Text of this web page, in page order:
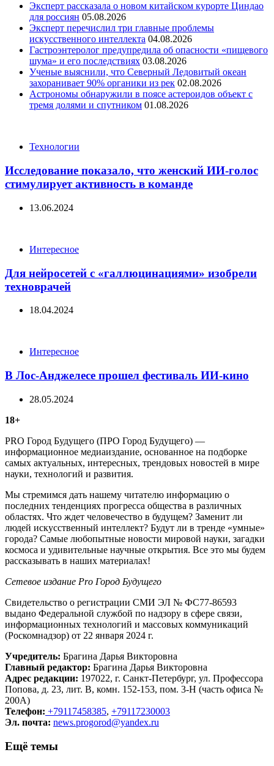
Эксперт рассказала о новом китайском курорте Циндао
для россиян 05.08.2026
Эксперт перечислил три главные проблемы
искусственного интеллекта 04.08.2026
Гастроэнтеролог предупредила об опасности «пищевого
шума» и его последствиях 03.08.2026
Ученые выяснили, что Северный Ледовитый океан
захоранивает 90% органики из рек 02.08.2026
Астрономы обнаружили в поясе астероидов объект с
тремя долями и спутником 01.08.2026
CategoriesТехнологии
Исследование показало, что женский ИИ-голос
стимулирует активность в команде
13.06.2024
CategoriesИнтересное
Для нейросетей с «галлюцинациями» изобрели
техноврачей
18.04.2024
CategoriesИнтересное
В Лос-Анджелесе прошел фестиваль ИИ-кино
28.05.2024
18+
PRO Город Будущего (ПРО Город Будущего) —
информационное медиаиздание, основанное на подборке
самых актуальных, интересных, трендовых новостей в мире
науки, технологий и развития.
Мы стремимся дать нашему читателю информацию о
последних тенденциях прогресса общества в различных
областях. Что ждет человечество в будущем? Заменит ли
людей искусственный интеллект? Будут ли в тренде «умные»
города? Самые любопытные новости мировой науки, загадки
космоса и удивительные научные открытия. Все это мы будем
рассказывать в наших материалах!
Сетевое издание Рrо Город Будущего
Свидетельство о регистрации СМИ ЭЛ № ФС77-86593
выдано Федеральной службой по надзору в сфере связи,
информационных технологий и массовых коммуникаций
(Роскомнадзор) от 22 января 2024 г.
Учредитель: Брагина Дарья Викторовна
Главный редактор: Брагина Дарья Викторовна
Адрес редакции: 197022, г. Санкт-Петербург, ул. Профессора
Попова, д. 23, лит. В, комн. 152-153, пом. 3-Н (часть офиса №
200А)
Телефон: +79117458385, +79117230003
Эл. почта: news.progorod@yandex.ru
Ещё темы